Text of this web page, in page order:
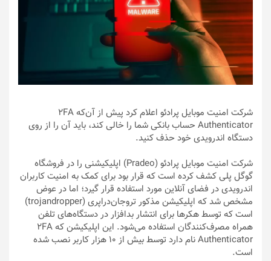
شرکت امنیت موبایل پرادئو اعلام کرد پیش از آن‌که 2FA
Authenticator حساب بانکی شما را خالی کند، باید آن را از روی
دستگاه اندرویدی خود حذف کنید.
شرکت امنیت موبایل پرادئو (Pradeo) اپلیکیشنی را در فروشگاه
گوگل پلی کشف کرده است که قرار بود برای کمک به امنیت کاربران
اندرویدی در فضای آنلاین مورد استفاده قرار گیرد؛ اما در‌ عوض
مشخص شد که اپلیکیشن مذکور تروجان‌دراپری (trojandropper)
است که توسط هکرها برای انتشار بدافزار در دستگاه‌های تلفن
همراه مصرف‌کنندگان استفاده می‌شود. این اپلیکیشن که 2FA
Authenticator نام دارد توسط بیش از ۱۰ هزار کاربر نصب شده
است.